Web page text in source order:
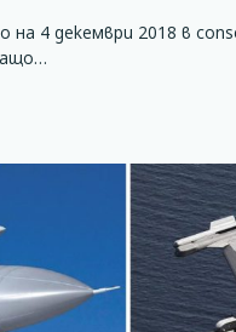
на 4 декември 2018 в